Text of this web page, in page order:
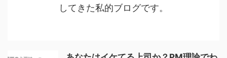
してきた私的ブログです。